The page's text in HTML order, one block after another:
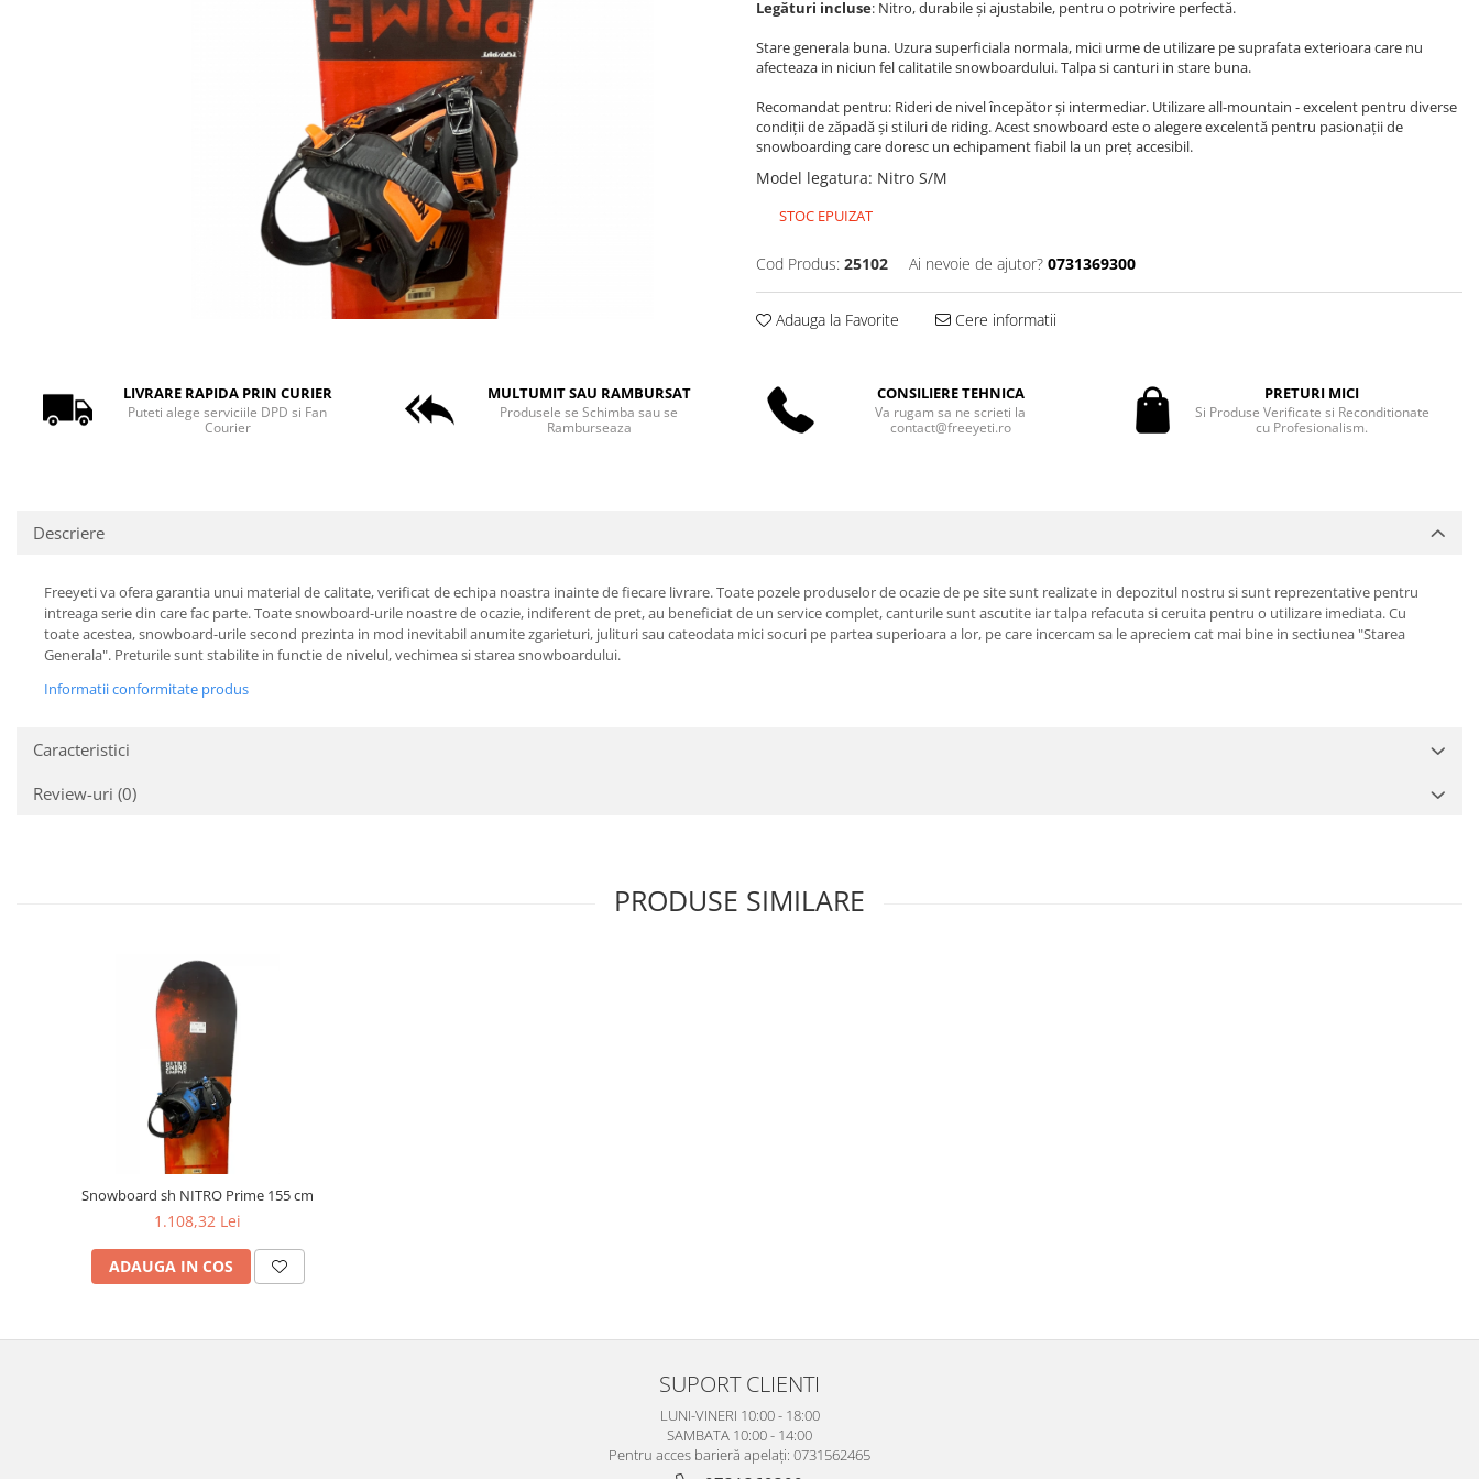
Legături incluse: Nitro, durabile și ajustabile, pentru o potrivire perfectă.
Stare generala buna. Uzura superficiala normala, mici urme de utilizare pe suprafata exterioara care nu
afecteaza in niciun fel calitatile snowboardului. Talpa si canturi in stare buna.
Recomandat pentru: Rideri de nivel începător și intermediar. Utilizare all-mountain - excelent pentru diverse
condiții de zăpadă și stiluri de riding. Acest snowboard este o alegere excelentă pentru pasionații de
snowboarding care doresc un echipament fiabil la un preț accesibil.
Model legatura: Nitro S/M
STOC EPUIZAT
Cod Produs: 25102 Ai nevoie de ajutor? 0731369300
Adauga la Favorite Cere informatii
LIVRARE RAPIDA PRIN CURIER
Puteti alege serviciile DPD si Fan
Courier
MULTUMIT SAU RAMBURSAT
Produsele se Schimba sau se
Ramburseaza
CONSILIERE TEHNICA
Va rugam sa ne scrieti la
contact@freeyeti.ro
PRETURI MICI
Si Produse Verificate si Reconditionate
cu Profesionalism.
Descriere
Freeyeti va ofera garantia unui material de calitate, verificat de echipa noastra inainte de fiecare livrare. Toate pozele produselor de ocazie de pe site sunt realizate in depozitul nostru si sunt reprezentative pentru
intreaga serie din care fac parte. Toate snowboard-urile noastre de ocazie, indiferent de pret, au beneficiat de un service complet, canturile sunt ascutite iar talpa refacuta si ceruita pentru o utilizare imediata. Cu
toate acestea, snowboard-urile second prezinta in mod inevitabil anumite zgarieturi, julituri sau cateodata mici socuri pe partea superioara a lor, pe care incercam sa le apreciem cat mai bine in sectiunea "Starea
Generala". Preturile sunt stabilite in functie de nivelul, vechimea si starea snowboardului.
Informatii conformitate produs
Caracteristici
Review-uri (0)
PRODUSE SIMILARE
Snowboard sh NITRO Prime 155 cm
1.108,32 Lei
ADAUGA IN COS
SUPORT CLIENTI
LUNI-VINERI 10:00 - 18:00
SAMBATA 10:00 - 14:00
Pentru acces barieră apelați: 0731562465